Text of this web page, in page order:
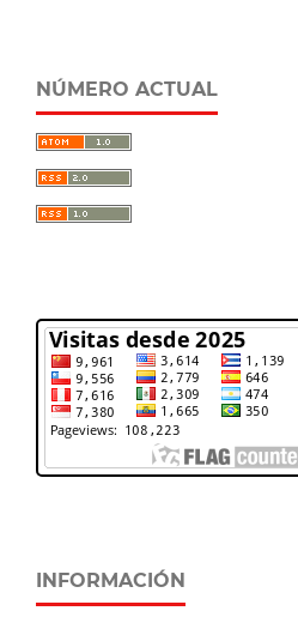
NÚMERO ACTUAL
INFORMACIÓN